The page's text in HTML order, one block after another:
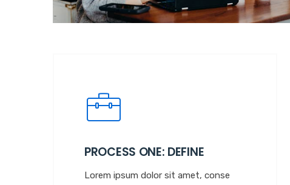
PROCESS ONE: DEFINE
Lorem ipsum dolor sit amet, conse